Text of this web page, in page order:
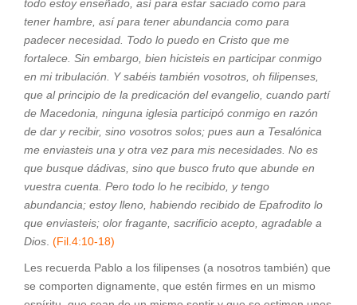
todo estoy enseñado, así para estar saciado como para
tener hambre, así para tener abundancia como para
padecer necesidad. Todo lo puedo en Cristo que me
fortalece. Sin embargo, bien hicisteis en participar conmigo
en mi tribulación. Y sabéis también vosotros, oh filipenses,
que al principio de la predicación del evangelio, cuando partí
de Macedonia, ninguna iglesia participó conmigo en razón
de dar y recibir, sino vosotros solos; pues aun a Tesalónica
me enviasteis una y otra vez para mis necesidades. No es
que busque dádivas, sino que busco fruto que abunde en
vuestra cuenta. Pero todo lo he recibido, y tengo
abundancia; estoy lleno, habiendo recibido de Epafrodito lo
que enviasteis; olor fragante, sacrificio acepto, agradable a
Dios. (Fil.4:10-18)
Les recuerda Pablo a los filipenses (a nosotros también) que
se comporten dignamente, que estén firmes en un mismo